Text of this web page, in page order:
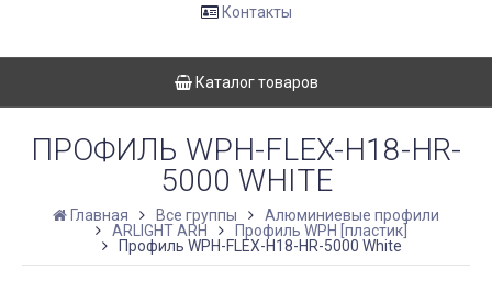
Контакты
Каталог товаров
ПРОФИЛЬ WPH-FLEX-H18-HR-
5000 WHITE
Главная Все группы
Алюминиевые профили
ARLIGHT ARH
Профиль WPH [пластик]
Профиль WPH-FLEX-H18-HR-5000 White